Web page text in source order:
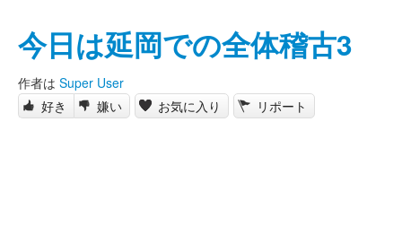
今日は延岡での全体稽古3
作者は Super User
好き
嫌い お気に入り リポート